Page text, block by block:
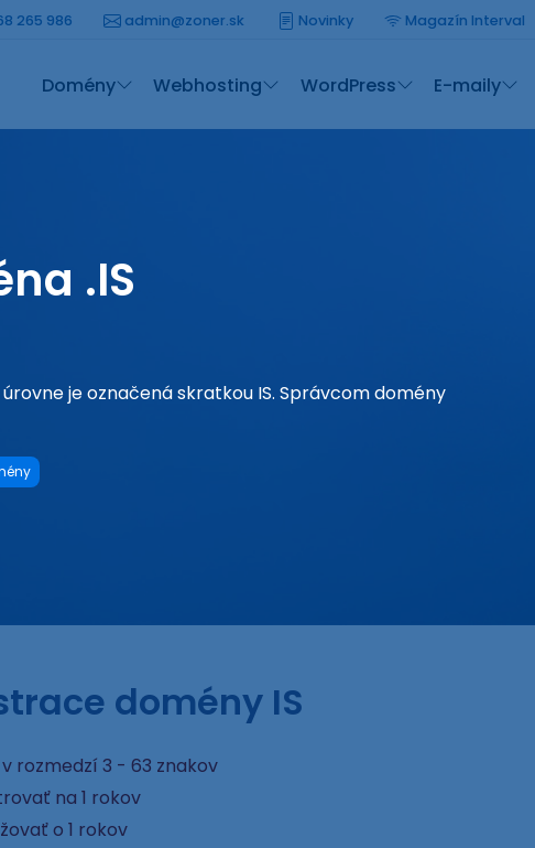
265 986 admin@zoner.sk Novinky Magazín Interval
Domény Webhosting WordPress E-maily
.IS
je označená skratkou IS. Správcom domény
domény IS
rozmedzí 3 - 63 znakov
na 1 rokov
o 1 rokov